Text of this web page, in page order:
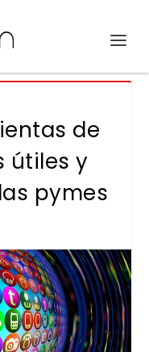
de
útiles y
pymes